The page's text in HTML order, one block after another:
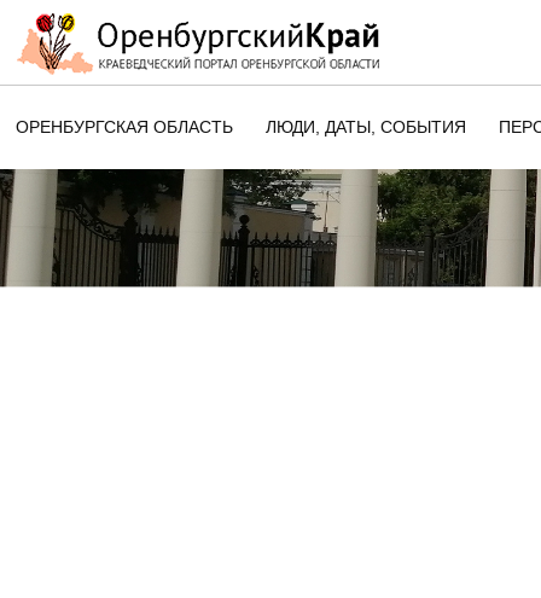
ОРЕНБУРГСКАЯ ОБЛАСТЬ ЛЮДИ, ДАТЫ, CОБЫТИЯ
ЭТОТ ДЕНЬ В ИСТОРИИ
ОРЕНБУРГСКОГО КРАЯ
ПАМЯТНЫЕ ДАТЫ
ОБЛАСТИ